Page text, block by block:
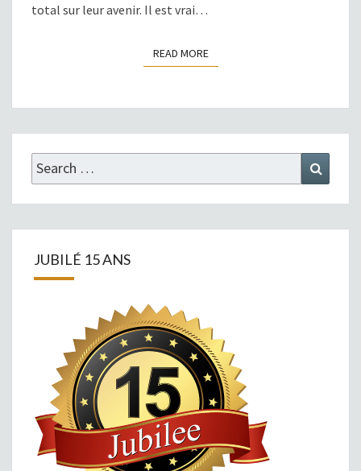
total sur leur avenir. Il est vrai…
READ MOREREAD MORE
Search
for:
JUBILÉ 15 ANS